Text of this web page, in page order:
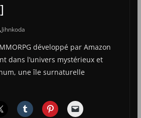
Jihnkoda
développé par Amazon
dans l’univers mystérieux et
une île surnaturelle